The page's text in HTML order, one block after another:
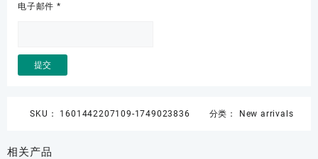
电子邮件 *
SKU： 1601442207109-1749023836 分类： New arrivals
相关产品